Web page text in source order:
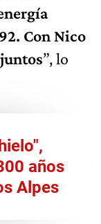
Con Nico
”, lo
años
Alpes